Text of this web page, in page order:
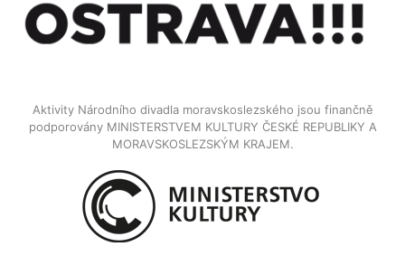
Aktivity Národního divadla moravskoslezského jsou finančně
podporovány MINISTERSTVEM KULTURY ČESKÉ REPUBLIKY A
MORAVSKOSLEZSKÝM KRAJEM.